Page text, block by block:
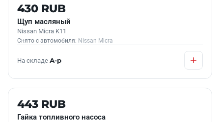
Б/У В НАЛИЧИИ
430 RUB
Щуп масляный
Nissan Micra K11
Снято с автомобиля: Nissan Micra
На складе А-р
Б/У В НАЛИЧИИ
443 RUB
Гайка топливного насоса